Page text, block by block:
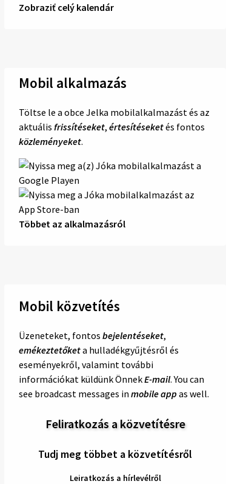
Zobraziť celý kalendár
Mobil alkalmazás
Töltse le a obce Jelka mobilalkalmazást és az
aktuális frissítéseket, értesítéseketés fontos
közleményeket.
Többet az alkalmazásról
Mobil közvetítés
Üzeneteket, fontos bejelentéseket,
emékeztetőketa hulladékgyűjtésről és
eseményekről, valamint további
információkat küldünk ÖnnekE-mail. You can
see broadcast messages in mobile app as well.
Feliratkozás a közvetítésre
Tudj meg többet a közvetítésről
Leiratkozás a hírlevélről